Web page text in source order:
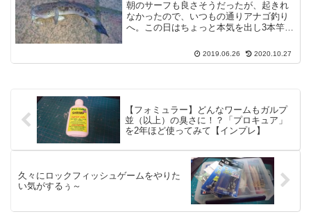
朝のサーフも良さそうだったが、起きれ
なかったので、いつもの通りアナゴ釣り
へ。この日はちょっと本気を出し3本竿体
い・・・まだ、暗くなる前・・・いわゆ
る夕マズメ、なんだか当たりが多発す
2019.06.26 2020.10.27
【フォミュラー】どんなワームもガルプ
並（以上）の臭さに！？「プロキュア」
を2年ほど使ってみて【インプレ】
久々にロックフィッシュゲームをやりた
い気がするぅ～